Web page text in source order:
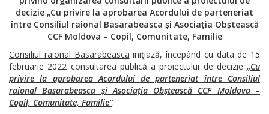
decizie „Cu privire la aprobarea Acordului de parteneriat
între Consiliul raional Basarabeasca și Asociația Obștească
CCF Moldova – Copil, Comunitate, Familie
Consiliul raional Basarabeasca iniţiază, începând cu data de 15
februarie 2022 consultarea publică a proiectului de decizie „Cu
privire la aprobarea Acordului de parteneriat între Consiliul
raional Basarabeasca și Asociația Obștească CCF Moldova –
Copil, Comunitate, Familie”.